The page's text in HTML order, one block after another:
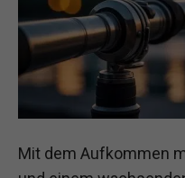
Mit dem Aufkommen